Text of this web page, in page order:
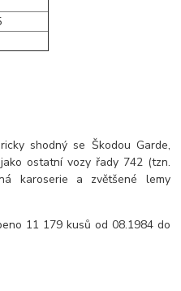
shodný se Škodou Garde,
ostatní vozy řady 742 (tzn.
karoserie a zvětšené lemy
11 179 kusů od 08.1984 do